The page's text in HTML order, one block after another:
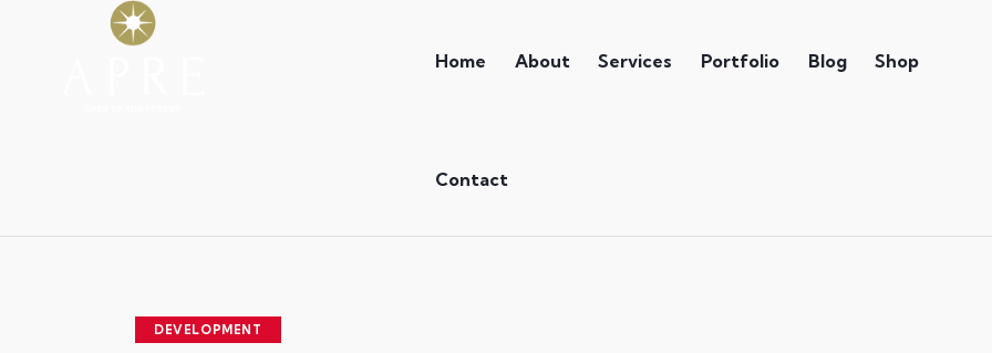
Home About Services Portfolio Blog Shop
Contact
DEVELOPMENT